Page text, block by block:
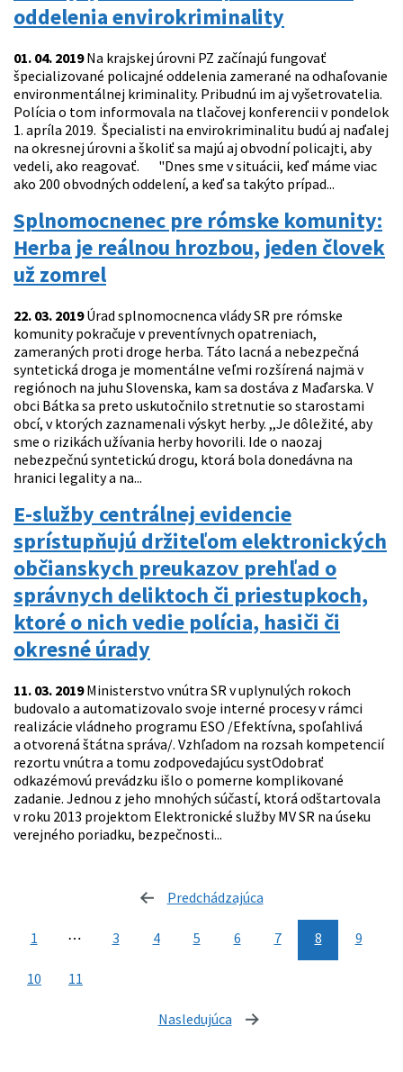
oddelenia envirokriminality
01. 04. 2019Na krajskej úrovni PZ začínajú fungovať
špecializované policajné oddelenia zamerané na odhaľovanie
environmentálnej kriminality. Pribudnú im aj vyšetrovatelia.
Polícia o tom informovala na tlačovej konferencii v pondelok
1. apríla 2019. Špecialisti na envirokriminalitu budú aj naďalej
na okresnej úrovni a školiť sa majú aj obvodní policajti, aby
vedeli, ako reagovať. "Dnes sme v situácii, keď máme viac
ako 200 obvodných oddelení, a keď sa takýto prípad...
Splnomocnenec pre rómske komunity:
Herba je reálnou hrozbou, jeden človek
už zomrel
22. 03. 2019Úrad splnomocnenca vlády SR pre rómske
komunity pokračuje v preventívnych opatreniach,
zameraných proti droge herba. Táto lacná a nebezpečná
syntetická droga je momentálne veľmi rozšírená najmä v
regiónoch na juhu Slovenska, kam sa dostáva z Maďarska. V
obci Bátka sa preto uskutočnilo stretnutie so starostami
obcí, v ktorých zaznamenali výskyt herby. ,,Je dôležité, aby
sme o rizikách užívania herby hovorili. Ide o naozaj
nebezpečnú syntetickú drogu, ktorá bola donedávna na
hranici legality a na...
E-služby centrálnej evidencie
sprístupňujú držiteľom elektronických
občianskych preukazov prehľad o
správnych deliktoch či priestupkoch,
ktoré o nich vedie polícia, hasiči či
okresné úrady
11. 03. 2019Ministerstvo vnútra SR v uplynulých rokoch
budovalo a automatizovalo svoje interné procesy v rámci
realizácie vládneho programu ESO /Efektívna, spoľahlivá
a otvorená štátna správa/. Vzhľadom na rozsah kompetencií
rezortu vnútra a tomu zodpovedajúcu systOdobrať
odkazémovú prevádzku išlo o pomerne komplikované
zadanie. Jednou z jeho mnohých súčastí, ktorá odštartovala
v roku 2013 projektom Elektronické služby MV SR na úseku
verejného poriadku, bezpečnosti...
Predchádzajúca
1 ⋯ 3 4 5 6 7 8 9
10 11
Nasledujúca stránka